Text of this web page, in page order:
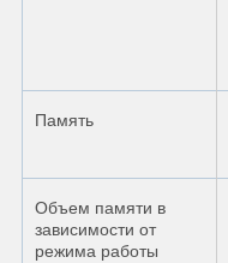
Память
Объем памяти в
зависимости от
режима работы